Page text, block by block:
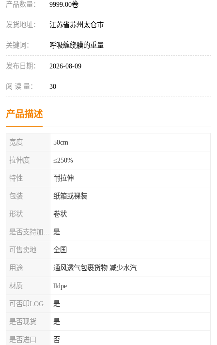
产品数量： 9999.00卷
发货地址： 江苏省苏州太仓市
关键词： 呼吸缠绕膜的重量
发布日期： 2026-08-09
阅 读 量： 30
产品描述
宽度 50cm
拉伸度 ≤250%
特性 耐拉伸
包装 纸箱或裸装
形状 卷状
是
可售卖地 全国
用途 通风透气包裹货物 减少水汽
材质 lldpe
可否印LOG 是
是否现货 是
是否进口 否